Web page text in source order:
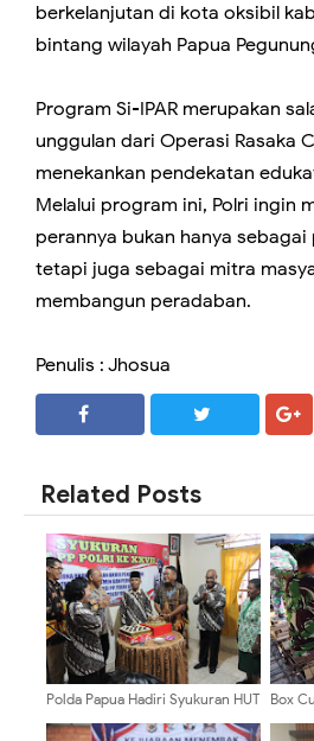
berkelanjutan di kota oksibil
bintang wilayah Papua
Program Si-IPAR merupakan
unggulan dari Operasi Rasaka
menekankan pendekatan
Melalui program ini, Polri ingin
perannya bukan hanya
tetapi juga sebagai mitra
membangun peradaban.
Penulis : Jhosua
Related Posts
Polda Papua Hadiri Syukuran HUT
Box